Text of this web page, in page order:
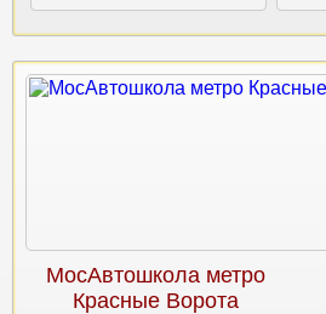
МосАвтошкола метро
Красные Ворота